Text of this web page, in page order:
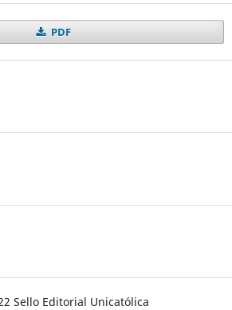
PDF
Sello Editorial Unicatólica